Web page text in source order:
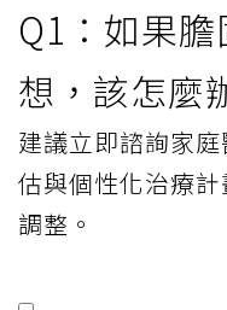
Q1：如果
想，該怎麼
建議立即諮詢家
估與個性化治療
調整。